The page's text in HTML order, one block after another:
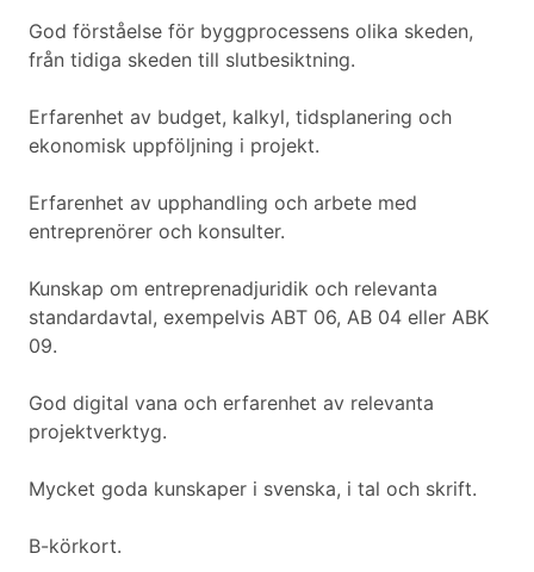
God förståelse för byggprocessens olika skeden,
från tidiga skeden till slutbesiktning.
Erfarenhet av budget, kalkyl, tidsplanering och
ekonomisk uppföljning i projekt.
Erfarenhet av upphandling och arbete med
entreprenörer och konsulter.
Kunskap om entreprenadjuridik och relevanta
standardavtal, exempelvis ABT 06, AB 04 eller ABK
09.
God digital vana och erfarenhet av relevanta
projektverktyg.
Mycket goda kunskaper i svenska, i tal och skrift.
B-körkort.